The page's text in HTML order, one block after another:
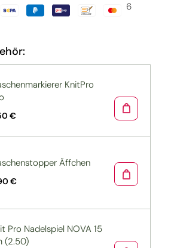
6
KnitPro
€
Äffchen
€
Pro Nadelspiel NOVA 15
(2.50)